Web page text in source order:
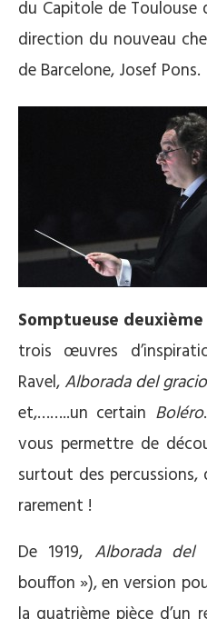
du Capitole de Toulouse
direction du nouveau
de Barcelone, Josef Pons.
Somptueuse
trois œuvres
Ravel, Alborada del
et,……..un certain Boléro
vous permettre de
surtout des
rarement !
De 1919, Alborada del
bouffon »), en version